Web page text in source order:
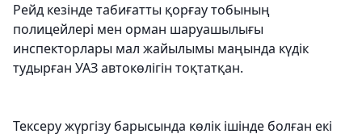
Рейд кезінде табиғатты қорғау тобының
полицейлері мен орман шаруашылығы
инспекторлары мал жайылымы маңында күдік
тудырған УАЗ автокөлігін тоқтатқан.
Тексеру жүргізу барысында көлік ішінде болған екі